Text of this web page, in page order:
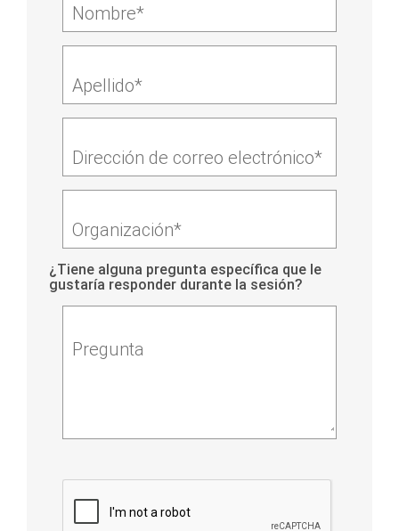
Nombre*
Apellido*
Dirección de correo electrónico*
Organización*
¿Tiene alguna pregunta específica que le
gustaría responder durante la sesión?
Pregunta